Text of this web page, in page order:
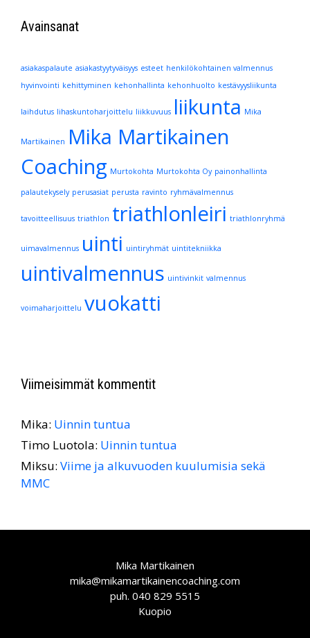
Avainsanat
asiakaspalaute asiakastyytyväisyys esteet henkilökohtainen valmennus
hyvinvointi kehittyminen kehonhallinta kehonhuolto kestävyysliikunta
laihdutus lihaskuntoharjoittelu liikkuvuus liikunta Mika
Martikainen Mika Martikainen
Coaching Murtokohta Murtokohta Oy painonhallinta
palautekysely perusasiat perusta ravinto ryhmävalmennus
tavoitteellisuus triathlon triathlonleiri triathlonryhmä
uimavalmennus uinti uintiryhmät uintitekniikka
uintivalmennus uintivinkit valmennus
voimaharjoittelu vuokatti
Viimeisimmät kommentit
Mika: Uinnin tuntua
Timo Luotola: Uinnin tuntua
Miksu: Viime ja alkuvuoden kuulumisia sekä
MMC
Mika Martikainen
mika@mikamartikainencoaching.com
puh. 040 829 5515
Kuopio